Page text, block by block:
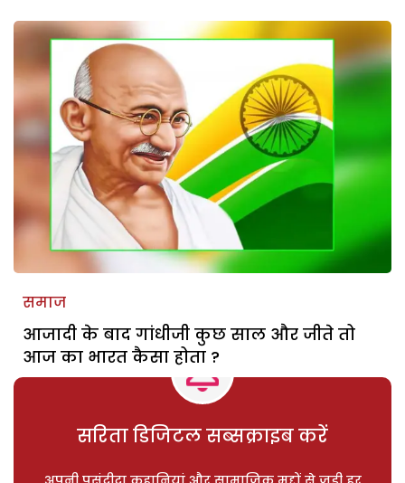
समाज
आजादी के बाद गांधीजी कुछ साल और जीते तो
आज का भारत कैसा होता ?
सरिता डिजिटल सब्सक्राइब करें